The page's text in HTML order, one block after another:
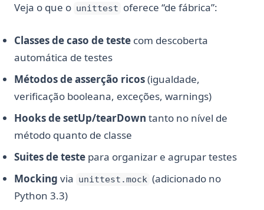
Veja o que o unittest oferece “de fábrica”:
Classes de caso de teste com descoberta
automática de testes
Métodos de asserção ricos(igualdade,
verificação booleana, exceções, warnings)
Hooks de setUp/tearDown tanto no nível de
método quanto de classe
Suites de teste para organizar e agrupar testes
Mocking via unittest.mock (adicionado no
Python 3.3)